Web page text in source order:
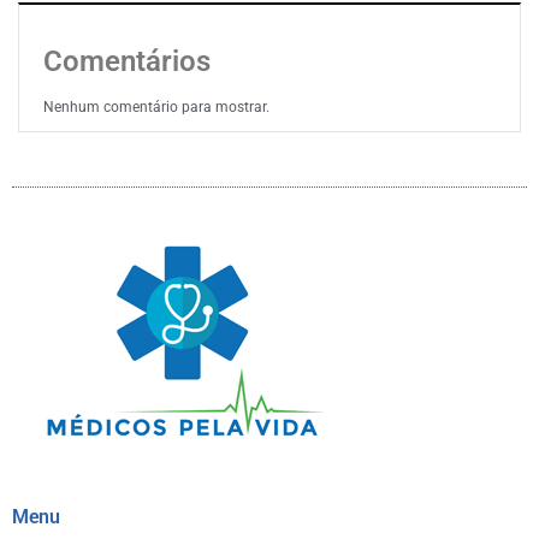
Comentários
Nenhum comentário para mostrar.
Menu